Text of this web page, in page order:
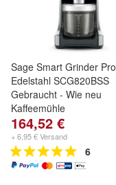
Sage Smart Grinder Pro
Edelstahl SCG820BSS
Gebraucht - Wie neu
Kaffeemühle
164,52 €
+ 6,95 € Versand
6